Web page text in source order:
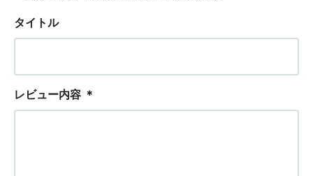
タイトル
レビュー内容 ＊